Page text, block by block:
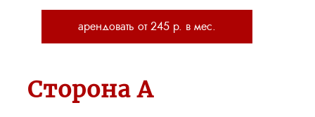
арендовать от 245 р. в мес.
Сторона А